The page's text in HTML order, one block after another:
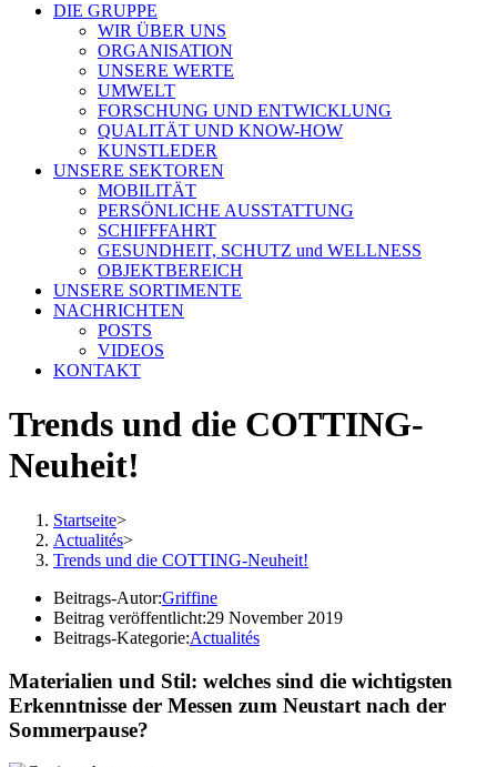
DIE GRUPPE
WIR ÜBER UNS
ORGANISATION
UNSERE WERTE
UMWELT
FORSCHUNG UND ENTWICKLUNG
QUALITÄT UND KNOW-HOW
KUNSTLEDER
UNSERE SEKTOREN
MOBILITÄT
PERSÖNLICHE AUSSTATTUNG
SCHIFFFAHRT
GESUNDHEIT, SCHUTZ und WELLNESS
OBJEKTBEREICH
UNSERE SORTIMENTE
NACHRICHTEN
POSTS
VIDEOS
KONTAKT
Trends und die COTTING-
Neuheit!
Startseite>
Actualités>
Trends und die COTTING-Neuheit!
Beitrags-Autor:Griffine
Beitrag veröffentlicht:29 November 2019
Beitrags-Kategorie:Actualités
Materialien und Stil: welches sind die wichtigsten
Erkenntnisse der Messen zum Neustart nach der
Sommerpause?